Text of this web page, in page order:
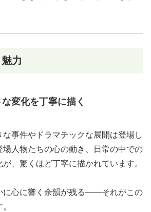
力
変化を丁寧に描く
な事件やドラマチックな展開は登場し
場人物たちの心の動き、日常の中での
、驚くほど丁寧に描かれています。
に心に響く余韻が残る——それがこの